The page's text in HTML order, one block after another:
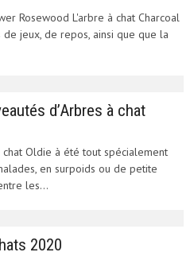
Rosewood L'arbre à chat Charcoal
jeux, de repos, ainsi que que la
d’Arbres à chat
Oldie à été tout spécialement
en surpoids ou de petite
les...
2020